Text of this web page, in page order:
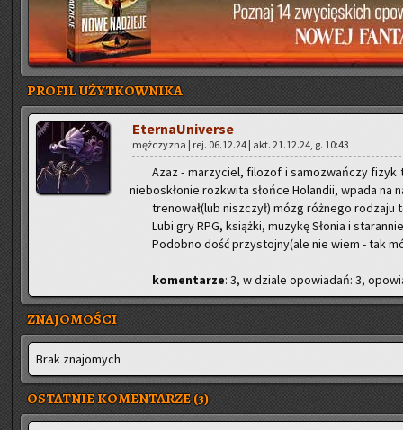
PROFIL UŻYTKOWNIKA
Eter­naU­ni­ver­se
męż­czy­zna | rej. 06.12.24 | akt. 21.12.24, g. 10:43
Azaz - ma­rzy­ciel, fi­lo­zof i sa­mo­zwań­czy
nie­bo­skło­nie roz­kwi­ta słoń­ce Ho­lan­dii, wpada na
tre­no­wał(lub nisz­czył) mózg róż­ne­go ro­dza­ju
Lubi gry RPG, książ­ki, mu­zy­kę Sło­nia i
Po­dob­no dość przy­stoj­ny(ale nie wiem - tak
ko­men­ta­rze: 3, w dzia­le opo­wia­dań: 3,
ZNAJOMOŚCI
Brak zna­jo­mych
OSTATNIE KOMENTARZE (3)